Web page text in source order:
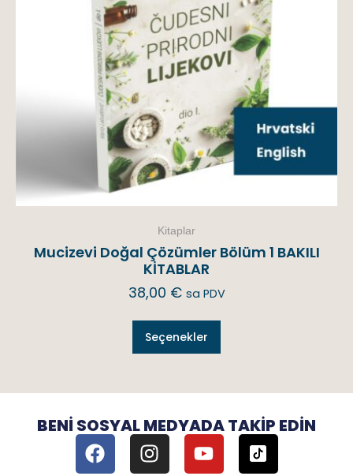
Kitaplar
Mucizevi Doğal Çözümler Bölüm 1 BAKILI
KİTABLAR
38,00 € sa PDV
Seçenekler
BENI SOSYAL MEDYADA TAKIP EDIN